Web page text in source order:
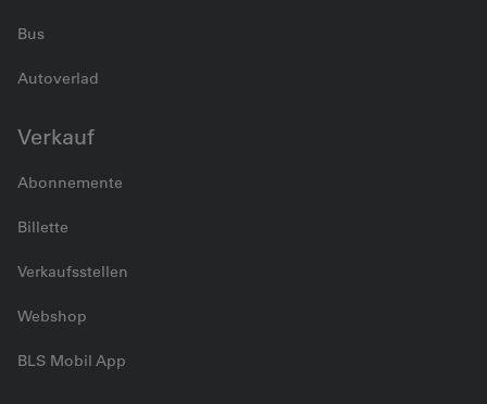
Bus
Autoverlad
Verkauf
Abonnemente
Billette
Verkaufsstellen
Webshop
BLS Mobil App